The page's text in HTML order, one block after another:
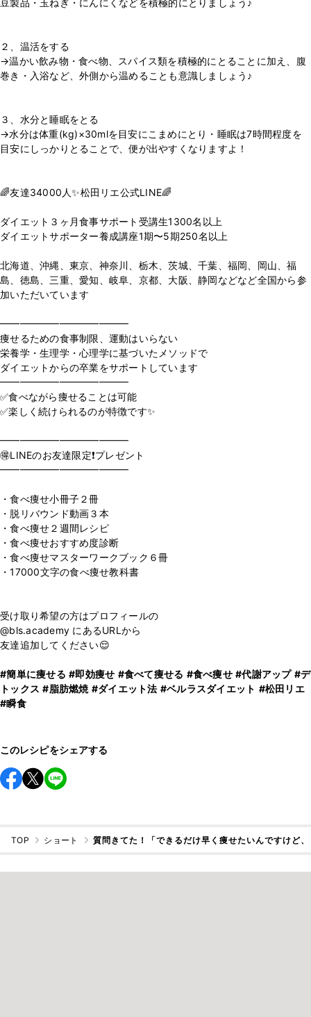
豆製品・玉ねぎ・にんにくなどを積極的にとりましょう♪
２、温活をする
→温かい飲み物・食べ物、スパイス類を積極的にとることに加え、腹
巻き・入浴など、外側から温めることも意識しましょう♪
３、水分と睡眠をとる
→水分は体重(kg)×30mlを目安にこまめにとり・睡眠は7時間程度を
目安にしっかりとることで、便が出やすくなりますよ！
🌈友達34000人✨松田リエ公式LINE🌈
ダイエット３ヶ月食事サポート受講生1300名以上
ダイエットサポーター養成講座1期〜5期250名以上
北海道、沖縄、東京、神奈川、栃木、茨城、千葉、福岡、岡山、福
島、徳島、三重、愛知、岐阜、京都、大阪、静岡などなど全国から参
加いただいています
━━━━━━━━━━━━━
痩せるための食事制限、運動はいらない
栄養学・生理学・心理学に基づいたメソッドで
ダイエットからの卒業をサポートしています
━━━━━━━━━━━━━
✅食べながら痩せることは可能
✅楽しく続けられるのが特徴です✨
━━━━━━━━━━━━━
🉐LINEのお友達限定❗️プレゼント
━━━━━━━━━━━━━
・食べ痩せ小冊子２冊
・脱リバウンド動画３本
・食べ痩せ２週間レシピ
・食べ痩せおすすめ度診断
・食べ痩せマスターワークブック６冊
・17000文字の食べ痩せ教科書
受け取り希望の方はプロフィールの
@bls.academy にあるURLから
友達追加してください😌
#簡単に痩せる #即効痩せ #食べて痩せる #食べ痩せ #代謝アップ #デ
トックス #脂肪燃焼 #ダイエット法 #ベルラスダイエット #松田リエ
#瞬食
このレシピをシェアする
TOP ショート 質問きてた！「できるだけ早く痩せたいんですけど